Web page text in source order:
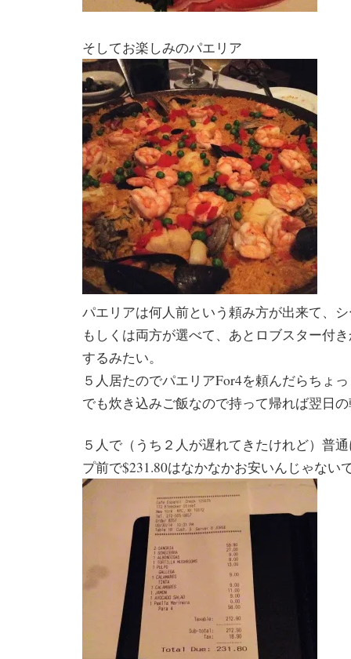
そしてお楽しみのパエリア
パエリアは何人前という頼み方が出来て、
もしくは両方が選べて、あとロブスター付
するみたい。
５人居たのでパエリアFor4を頼んだらちょ
でも炊き込みご飯なので持って帰れば翌日
５人で（うち２人が遅れてきたけれど）普
プ前で$231.80はなかなかお安いんじゃない